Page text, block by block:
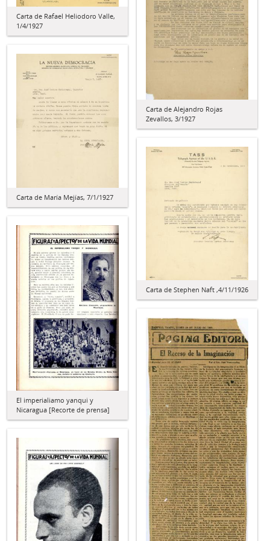
Carta de Rafael Heliodoro Valle,
1/4/1927
Carta de Alejandro Rojas
Zevallos, 3/1927
Carta de María Mejías, 7/1/1927
Carta de Stephen Naft ,4/11/1926
El imperialiamo yanqui y
Nicaragua [Recorte de prensa]